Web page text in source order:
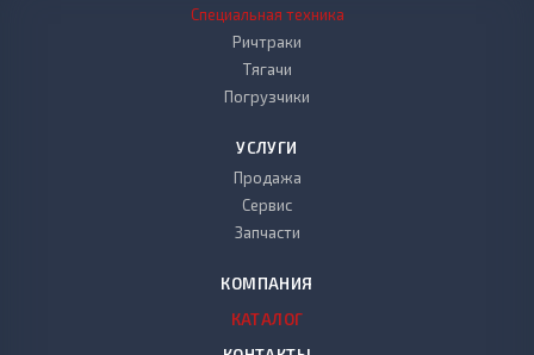
Специальная техника
Ричтраки
Тягачи
Погрузчики
УСЛУГИ
Продажа
Сервис
Запчасти
КОМПАНИЯ
КАТАЛОГ